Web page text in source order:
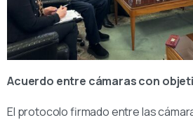
Acuerdo entre cámaras con
El protocolo firmado entre las